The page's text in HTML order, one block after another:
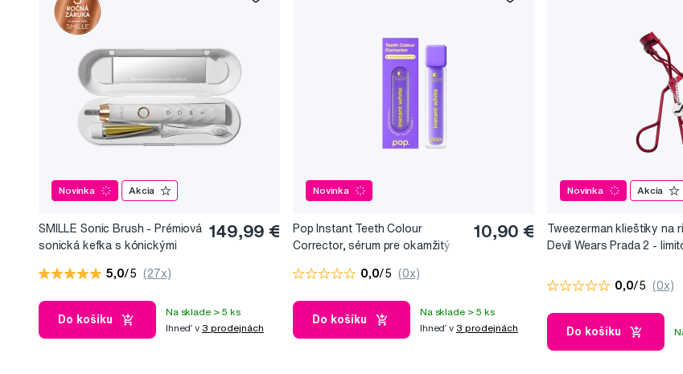
Novinka Akcia
SMILLE Sonic Brush - Prémiová
sonická kefka s kónickými
149,99 €
5,0/5 (27x)
Do košíku
Na sklade > 5 ks
Ihneď v 3 prodejnách
Novinka
Pop Instant Teeth Colour
Corrector, sérum pre okamžitý
10,90 €
0,0/5 (0x)
Do košíku
Na sklade > 5 ks
Ihneď v 3 prodejnách
Novinka Akcia
Tweezerman klieštiky na
Devil Wears Prada 2 -
0,0/5 (0x)
Do košíku